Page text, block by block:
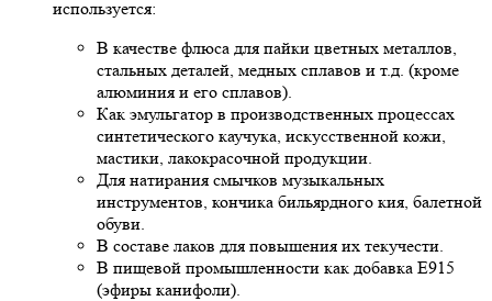
используется:
В качестве флюса для пайки цветных металлов,
стальных деталей, медных сплавов и т.д. (кроме
алюминия и его сплавов).
Как эмульгатор в производственных процессах
синтетического каучука, искусственной кожи,
мастики, лакокрасочной продукции.
Для натирания смычков музыкальных
инструментов, кончика бильярдного кия, балетной
обуви.
В составе лаков для повышения их текучести.
В пищевой промышленности как добавка Е915
(эфиры канифоли).